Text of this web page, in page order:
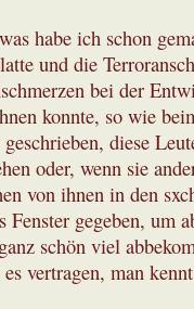
habe ich schon
und die
bei der
konnte, so wie
diese
oder, wenn sie
von ihnen in den
Fenster gegeben, um
schön viel
vertragen, man